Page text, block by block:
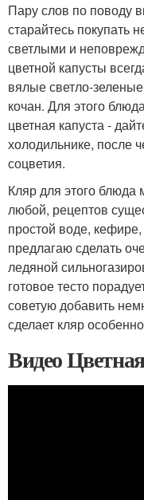
Пару слов по поводу
старайтесь покупать
светлыми и
цветной капусты
вялые светло-
кочан. Для этого
цветная капуста -
холодильнике, после
соцветия.
Кляр для этого блюда
любой, рецептов
простой воде,
предлагаю сделать
ледяной
готовое тесто
советую добавить
сделает кляр
Видео